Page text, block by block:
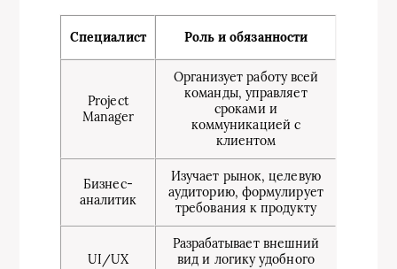
Специалист Роль и обязанности
Project
Manager
Организует работу всей
команды, управляет
сроками и
коммуникацией с
клиентом
Бизнес-
аналитик
Изучает рынок, целевую
аудиторию, формулирует
требования к продукту
UI/UX
Разрабатывает внешний
вид и логику удобного